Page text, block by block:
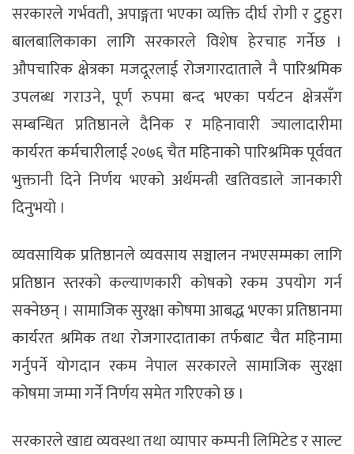
सरकारले गर्भवती, अपाङ्गता भएका व्यक्ति दीर्घ रोगी र टुहुरा
बालबालिकाका लागि सरकारले विशेष हेरचाह गर्नेछ ।
औपचारिक क्षेत्रका मजदूरलाई रोजगारदाताले नै पारिश्रमिक
उपलब्ध गराउने, पूर्ण रुपमा बन्द भएका पर्यटन क्षेत्रसँग
सम्बन्धित प्रतिष्ठानले दैनिक र महिनावारी ज्यालादारीमा
कार्यरत कर्मचारीलाई २०७६ चैत महिनाको पारिश्रमिक पूर्ववत
भुक्तानी दिने निर्णय भएको अर्थमन्त्री खतिवडाले जानकारी
दिनुभयो ।
व्यवसायिक प्रतिष्ठानले व्यवसाय सञ्चालन नभएसम्मका लागि
प्रतिष्ठान स्तरको कल्याणकारी कोषको रकम उपयोग गर्न
सक्नेछन् । सामाजिक सुरक्षा कोषमा आबद्ध भएका प्रतिष्ठानमा
कार्यरत श्रमिक तथा रोजगारदाताका तर्फबाट चैत महिनामा
गर्नुपर्ने योगदान रकम नेपाल सरकारले सामाजिक सुरक्षा
कोषमा जम्मा गर्ने निर्णय समेत गरिएको छ ।
सरकारले खाद्य व्यवस्था तथा व्यापार कम्पनी लिमिटेड र साल्ट